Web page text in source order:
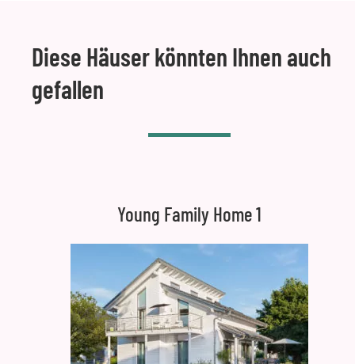
Diese Häuser könnten Ihnen auch
gefallen
Young Family Home 1